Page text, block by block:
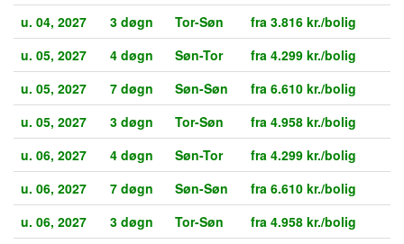
u. 04, 2027
3 døgn Tor-Søn
fra 3.816 kr./bolig
u. 05, 2027
4 døgn Søn-Tor
fra 4.299 kr./bolig
u. 05, 2027
7 døgn Søn-Søn
fra 6.610 kr./bolig
u. 05, 2027
3 døgn Tor-Søn
fra 4.958 kr./bolig
u. 06, 2027
4 døgn Søn-Tor
fra 4.299 kr./bolig
u. 06, 2027
7 døgn Søn-Søn
fra 6.610 kr./bolig
u. 06, 2027
3 døgn Tor-Søn
fra 4.958 kr./bolig